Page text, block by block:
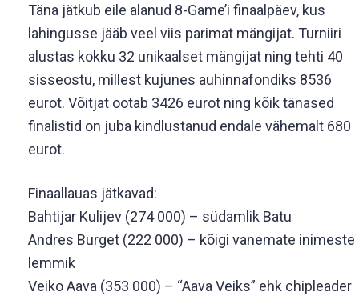
Täna jätkub eile alanud 8-Game’i finaalpäev, kus
lahingusse jääb veel viis parimat mängijat. Turniiri
alustas kokku 32 unikaalset mängijat ning tehti 40
sisseostu, millest kujunes auhinnafondiks 8536
eurot. Võitjat ootab 3426 eurot ning kõik tänased
finalistid on juba kindlustanud endale vähemalt 680
eurot.
Finaallauas jätkavad:
Bahtijar Kulijev (274 000) – südamlik Batu
Andres Burget (222 000) – kõigi vanemate inimeste
lemmik
Veiko Aava (353 000) – “Aava Veiks” ehk chipleader